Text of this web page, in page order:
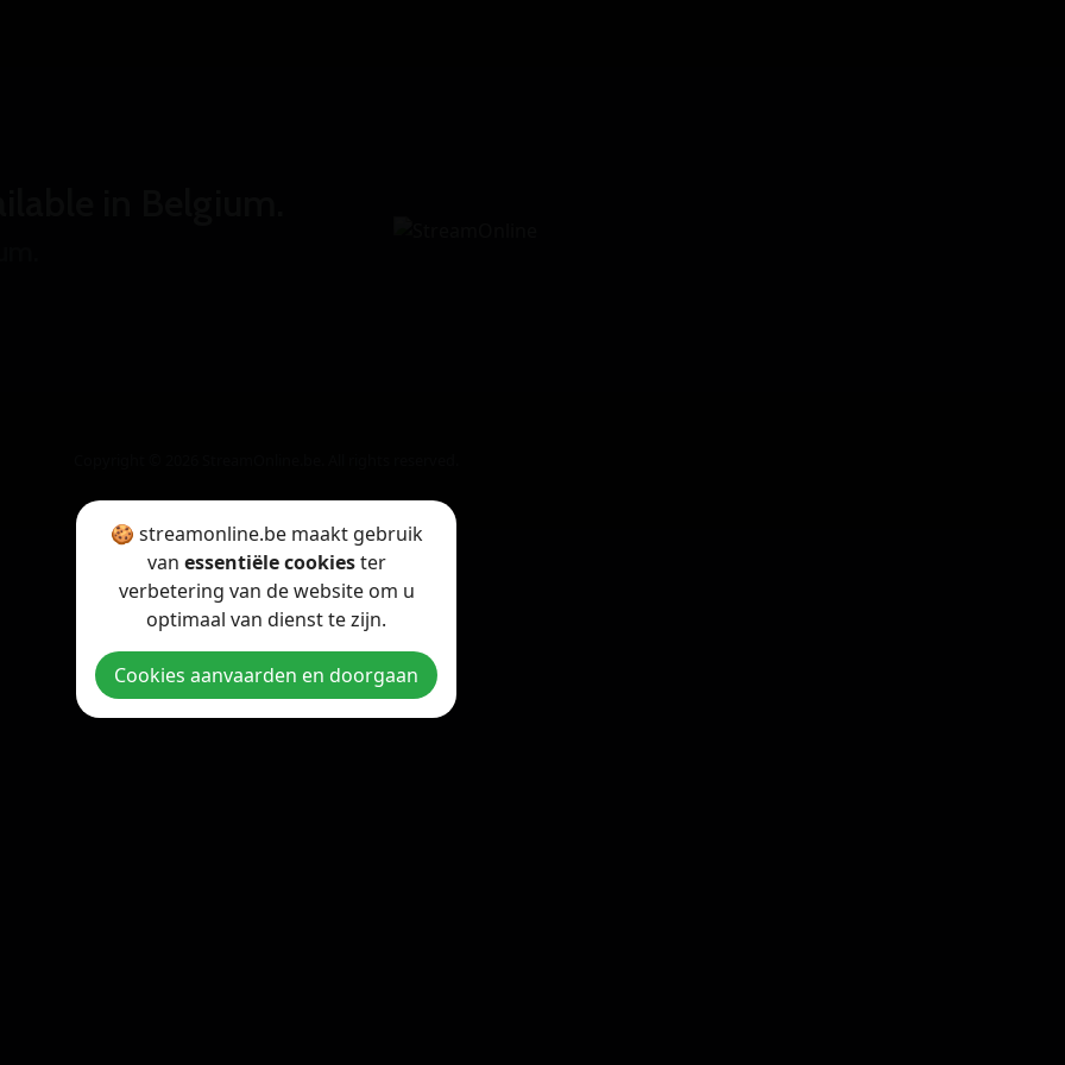
🍪 streamonline.be maakt gebruik
van essentiële cookiester
verbetering van de website om u
optimaal van dienst te zijn.
Cookies aanvaarden en doorgaan